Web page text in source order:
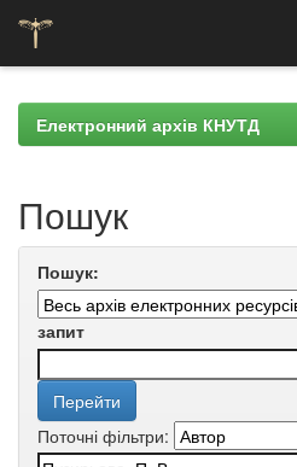
navigationЕлектронний архів КНУТД
Пошук
Пошук:
запит
Поточні фільтри: